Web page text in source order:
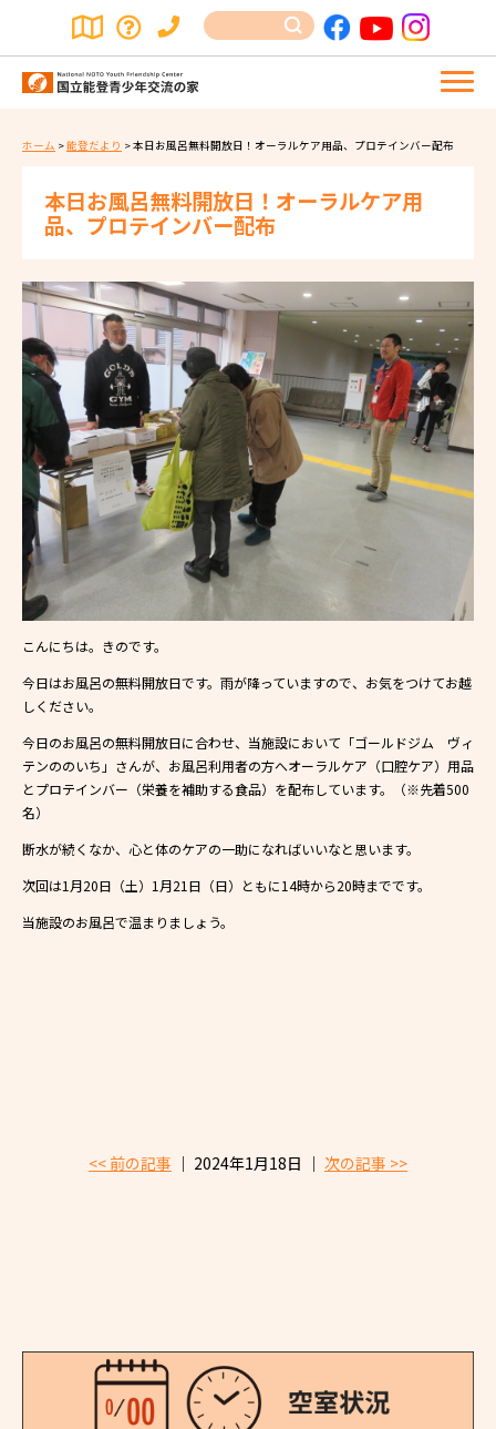
ホーム >能登だより >本日お風呂無料開放日！オーラルケア用品、プロテインバー配布
本日お風呂無料開放日！オーラルケア用
品、プロテインバー配布
こんにちは。きのです。
今日はお風呂の無料開放日です。雨が降っていますので、お気をつけてお越
しください。
今日のお風呂の無料開放日に合わせ、当施設において「ゴールドジム ヴィ
テンののいち」さんが、お風呂利用者の方へオーラルケア（口腔ケア）用品
とプロテインバー（栄養を補助する食品）を配布しています。（※先着500
名）
断水が続くなか、心と体のケアの一助になればいいなと思います。
次回は1月20日（土）1月21日（日）ともに14時から20時までです。
当施設のお風呂で温まりましょう。
<< 前の記事 │ 2024年1月18日 │ 次の記事 >>